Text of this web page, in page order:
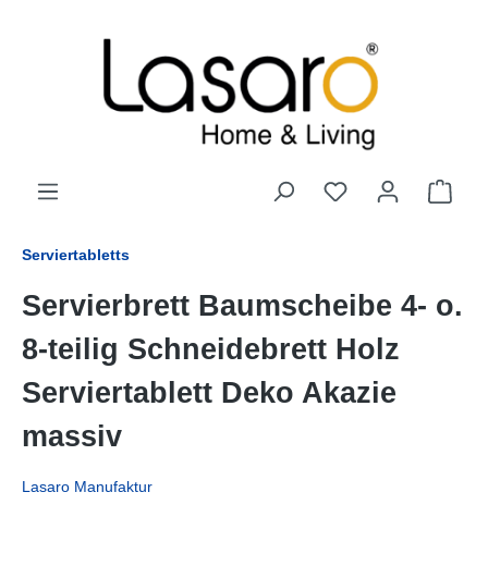
Serviertabletts
Servierbrett Baumscheibe 4- o.
8-teilig Schneidebrett Holz
Serviertablett Deko Akazie
massiv
Lasaro Manufaktur